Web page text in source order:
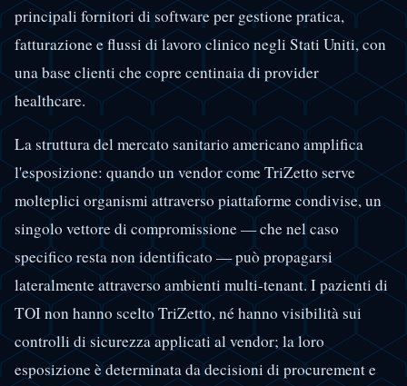
principali fornitori di software per gestione pratica,
fatturazione e flussi di lavoro clinico negli Stati Uniti, con
una base clienti che copre centinaia di provider
healthcare.
La struttura del mercato sanitario americano amplifica
l'esposizione: quando un vendor come TriZetto serve
molteplici organismi attraverso piattaforme condivise, un
singolo vettore di compromissione — che nel caso
specifico resta non identificato — può propagarsi
lateralmente attraverso ambienti multi-tenant. I pazienti di
TOI non hanno scelto TriZetto, né hanno visibilità sui
controlli di sicurezza applicati al vendor; la loro
esposizione è determinata da decisioni di procurement e